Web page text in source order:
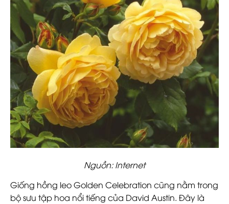
Nguồn: Internet
Giống hồng leo Golden Celebration cũng nằm trong
bộ sưu tập hoa nổi tiếng của David Austin. Đây là